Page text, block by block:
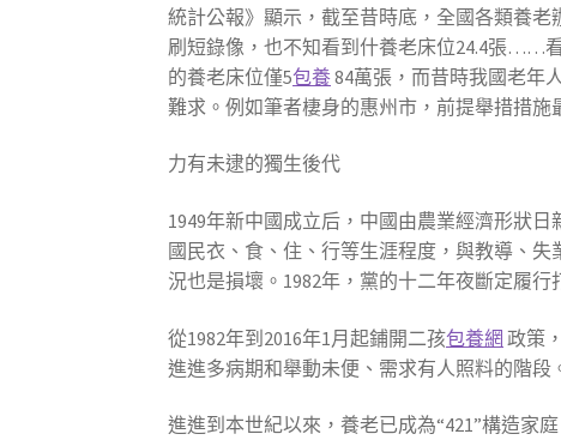
統計公報》顯示，截至昔時底，全國各類養老
刷短錄像，也不知看到什養老床位24.4張……
的養老床位僅5包養84萬張，而昔時我國老年
難求。例如筆者棲身的惠州市，前提舉措措
力有未逮的獨生後代
1949年新中國成立后，中國由農業經濟形狀
國民衣、食、住、行等生涯程度，與教導、
況也是損壞。1982年，黨的十二年夜斷定履
從1982年到2016年1月起鋪開二孩包養網 政策
進進多病期和舉動未便、需求有人照料的階段
進進到本世紀以來，養老已成為“421”構造家